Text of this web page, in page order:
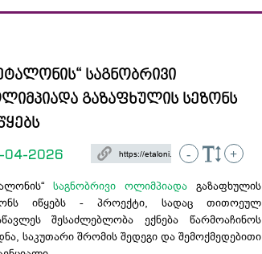
საგნობრივი
გაზაფხულის სეზონს
04-2026 - +
საგნობრივი ოლიმპიადა გაზაფხულის
იწყებს - პროექტი, სადაც თითოეულ
შესაძლებლობა ექნება წარმოაჩინოს
საკუთარი შრომის შედეგი და შემოქმედებითი